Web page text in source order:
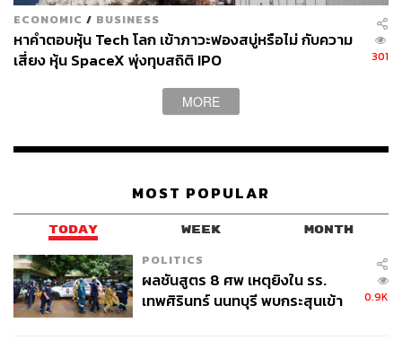
ECONOMIC / BUSINESS
หาคำตอบหุ้น Tech โลก เข้าภาวะฟองสบู่หรือไม่ กับความ
เสี่ยง หุ้น SpaceX พุ่งทุบสถิติ IPO
301
MORE
MOST POPULAR
TODAY WEEK MONTH
POLITICS
ผลชันสูตร 8 ศพ เหตุยิงใน รร.
เทพศิรินทร์ นนทบุรี พบกระสุนเข้า
0.9K